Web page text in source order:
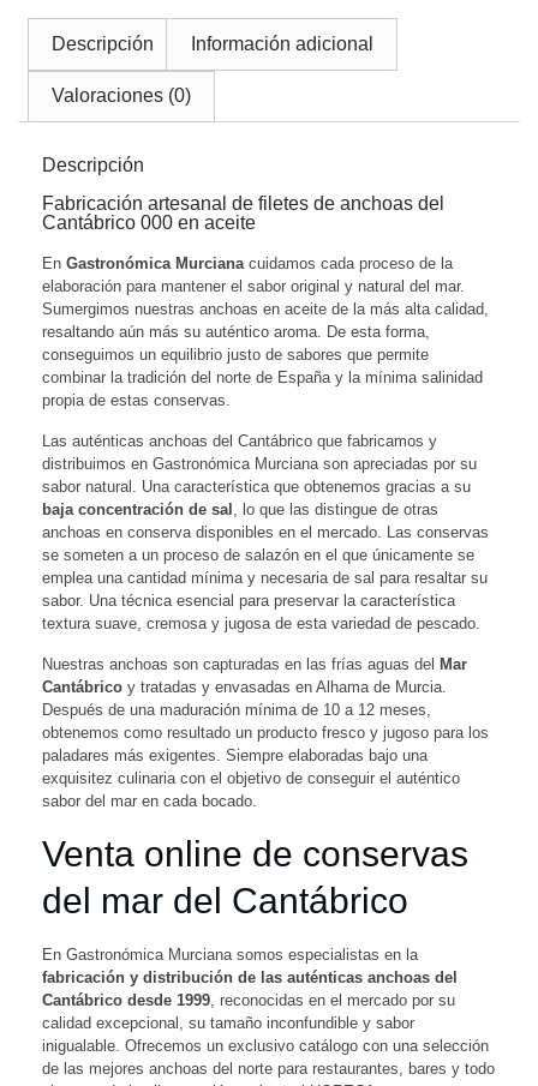
Descripción Información adicional
Valoraciones (0)
Descripción
Fabricación artesanal de filetes de anchoas del
Cantábrico 000 en aceite
En Gastronómica Murcianacuidamos cada proceso de la
elaboración para mantener el sabor original y natural del mar.
Sumergimos nuestras anchoas en aceite de la más alta calidad,
resaltando aún más su auténtico aroma. De esta forma,
conseguimos un equilibrio justo de sabores que permite
combinar la tradición del norte de España y la mínima salinidad
propia de estas conservas.
Las auténticas anchoas del Cantábrico que fabricamos y
distribuimos en Gastronómica Murciana son apreciadas por su
sabor natural. Una característica que obtenemos gracias a su
baja concentración de sal , lo que las distingue de otras
anchoas en conserva disponibles en el mercado. Las conservas
se someten a un proceso de salazón en el que únicamente se
emplea una cantidad mínima y necesaria de sal para resaltar su
sabor. Una técnica esencial para preservar la característica
textura suave, cremosa y jugosa de esta variedad de pescado.
Nuestras anchoas son capturadas en las frías aguas del Mar
Cantábrico y tratadas y envasadas en Alhama de Murcia.
Después de una maduración mínima de 10 a 12 meses,
obtenemos como resultado un producto fresco y jugoso para los
paladares más exigentes. Siempre elaboradas bajo una
exquisitez culinaria con el objetivo de conseguir el auténtico
sabor del mar en cada bocado.
Venta online de conservas
del mar del Cantábrico
En Gastronómica Murciana somos especialistas en la
fabricación y distribución de las auténticas anchoas del
Cantábrico desde 1999, reconocidas en el mercado por su
calidad excepcional, su tamaño inconfundible y sabor
inigualable. Ofrecemos un exclusivo catálogo con una selección
de las mejores anchoas del norte para restaurantes, bares y todo